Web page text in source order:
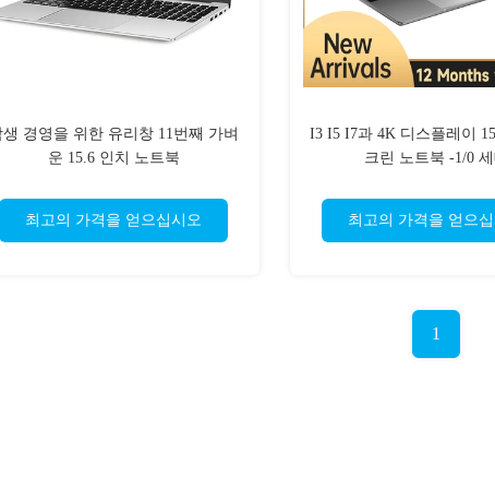
생 경영을 위한 유리창 11번째 가벼
운 15.6 인치 노트북
최고의 가격을 얻으십시오
I3 I5 I7과 4K 디스플레이
크린 노트북 -1/0
최고의 가격을 얻으
1